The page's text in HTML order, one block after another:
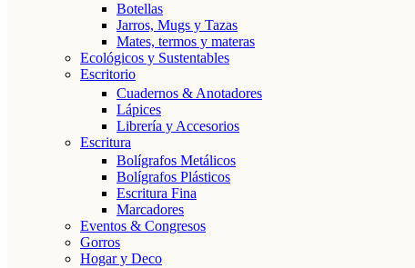
Botellas
Jarros, Mugs y Tazas
Mates, termos y materas
Ecológicos y Sustentables
Escritorio
Cuadernos & Anotadores
Lápices
Librería y Accesorios
Escritura
Bolígrafos Metálicos
Bolígrafos Plásticos
Escritura Fina
Marcadores
Eventos & Congresos
Gorros
Hogar y Deco